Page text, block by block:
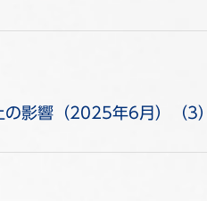
の影響（2025年6月）（3）